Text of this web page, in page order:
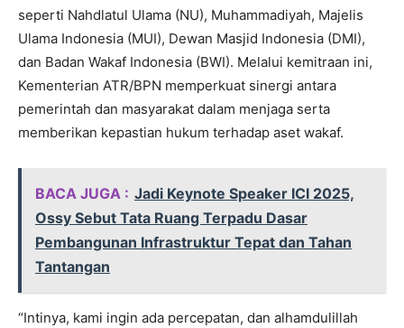
seperti Nahdlatul Ulama (NU), Muhammadiyah, Majelis
Ulama Indonesia (MUI), Dewan Masjid Indonesia (DMI),
dan Badan Wakaf Indonesia (BWI). Melalui kemitraan ini,
Kementerian ATR/BPN memperkuat sinergi antara
pemerintah dan masyarakat dalam menjaga serta
memberikan kepastian hukum terhadap aset wakaf.
BACA JUGA : Jadi Keynote Speaker ICI 2025,
Ossy Sebut Tata Ruang Terpadu Dasar
Pembangunan Infrastruktur Tepat dan Tahan
Tantangan
“Intinya, kami ingin ada percepatan, dan alhamdulillah